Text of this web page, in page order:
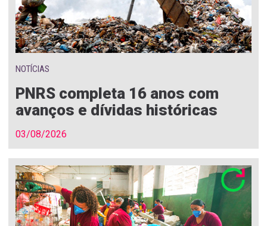
NOTÍCIAS
PNRS completa 16 anos com
avanços e dívidas históricas
03/08/2026